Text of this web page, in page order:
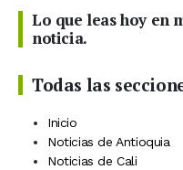
Lo que leas hoy en
noticia.
Todas las
Inicio
Noticias de Antioquia
Noticias de Cali